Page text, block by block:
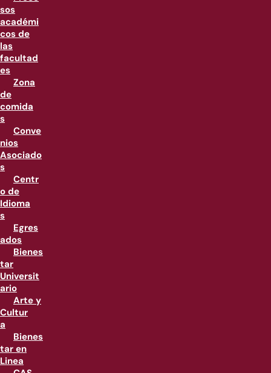
sos
académi
cos de
las
facultad
es
Zona
de
comida
s
Conve
nios
Asociado
s
Centr
o de
Idioma
s
Egres
ados
Bienes
tar
Universit
ario
Arte y
Cultur
a
Bienes
tar en
Linea